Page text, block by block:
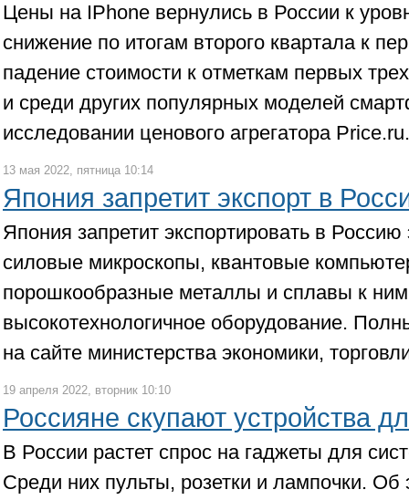
Цены на IPhone вернулись в России к
снижение по итогам второго квартала к
падение стоимости к отметкам первых
и среди других популярных моделей
исследовании ценового агрегатора Price.ru.
13 мая 2022, пятница 10:14
Япония запретит экспорт в
Япония запретит экспортировать в
силовые микроскопы, квантовые
порошкообразные металлы и сплавы к
высокотехнологичное оборудование.
на сайте министерства экономики,
19 апреля 2022, вторник 10:10
Россияне скупают устройства
В России растет спрос на гаджеты для
Среди них пульты, розетки и лампочки. Об